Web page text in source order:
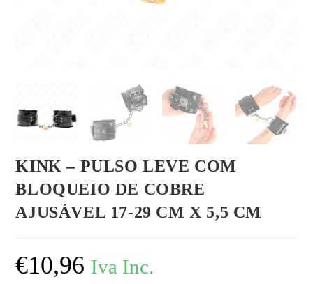
KINK – PULSO LEVE COM
BLOQUEIO DE COBRE
AJUSÁVEL 17-29 CM X 5,5 CM
€10,96 Iva Inc.